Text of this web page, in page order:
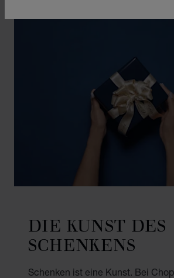
DIE KUNST DES
SCHENKENS
Schenken ist eine Kunst. Bei